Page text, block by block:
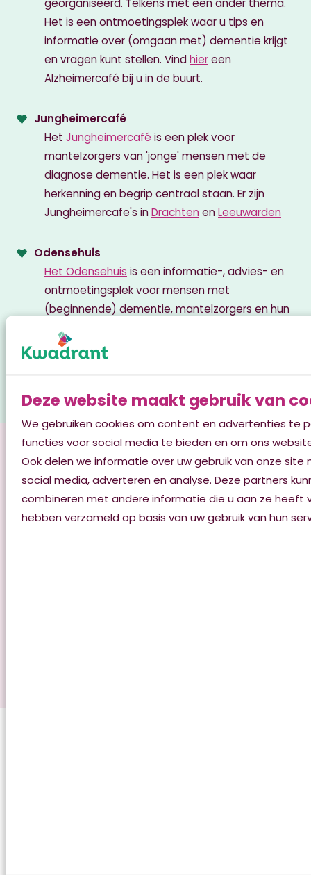
Deze website maakt gebruik van
We gebruiken cookies om content en advertenties te
functies voor social media te bieden en om ons
Ook delen we informatie over uw gebruik van onze
social media, adverteren en analyse. Deze partners
combineren met andere informatie die u aan ze heeft
hebben verzameld op basis van uw gebruik van hun
georganiseerd. Telkens met een ander thema.
Het is een ontmoetingsplek waar u tips en
informatie over (omgaan met) dementie krijgt
en vragen kunt stellen. Vindhiereen
Alzheimercafé bij u in de buurt.
Jungheimercafé
Het Jungheimercafé is een plek voor
mantelzorgers van 'jonge' mensen met de
diagnose dementie. Het is een plek waar
herkenning en begrip centraal staan. Er zijn
Jungheimercafe's inDrachten enLeeuwarden
Odensehuis
Het Odensehuis is een informatie-, advies- en
ontmoetingsplek voor mensen met
(beginnende) dementie, mantelzorgers en hun
familie en vrienden. Er is ruimte voor
ontmoeting, ondersteuning, activiteiten en
Beetsterzwaag, Gorredijk,Burgum,Leeuwarden ,
Misschien ook
interessant: